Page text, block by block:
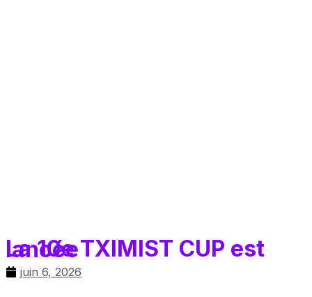
La 10e TXIMIST CUP est lancée
juin 6, 2026